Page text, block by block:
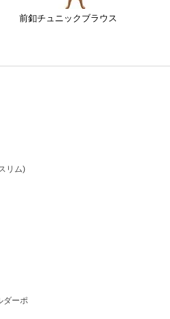
前釦チュニックブラウス
リム)
ダーポ